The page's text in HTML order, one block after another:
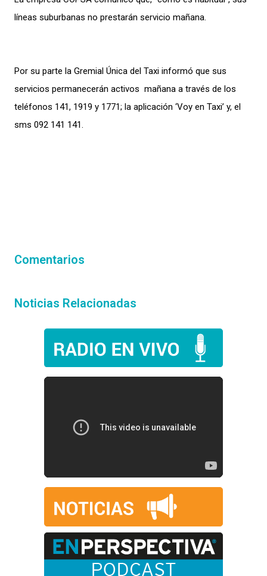
líneas suburbanas no prestarán servicio mañana.
Por su parte la Gremial Única del Taxi informó que sus
servicios permanecerán activos mañana a través de los
teléfonos 141, 1919 y 1771; la aplicación ‘Voy en Taxi’ y, el
sms 092 141 141.
Comentarios
Noticias Relacionadas